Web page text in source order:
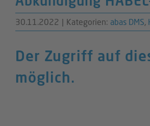
30.11.2022 | Kategorien: abas DMS,
Der Zugriff auf
möglich.